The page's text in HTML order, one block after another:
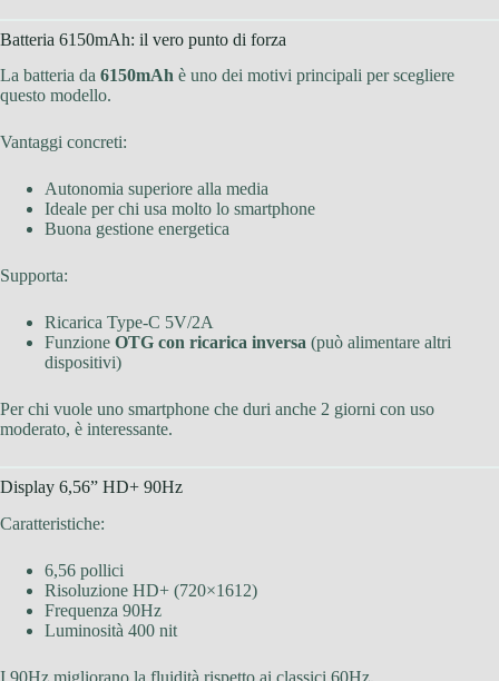
Batteria 6150mAh: il vero punto di forza
La batteria da 6150mAh è uno dei motivi principali per scegliere
questo modello.
Vantaggi concreti:
Autonomia superiore alla media
Ideale per chi usa molto lo smartphone
Buona gestione energetica
Supporta:
Ricarica Type-C 5V/2A
Funzione OTG con ricarica inversa (può alimentare altri
dispositivi)
Per chi vuole uno smartphone che duri anche 2 giorni con uso
moderato, è interessante.
Display 6,56” HD+ 90Hz
Caratteristiche:
6,56 pollici
Risoluzione HD+ (720×1612)
Frequenza 90Hz
Luminosità 400 nit